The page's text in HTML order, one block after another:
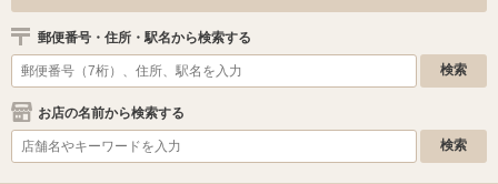
郵便番号・住所・駅名から検索する
お店の名前から検索する